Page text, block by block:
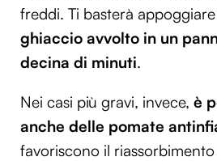
freddi. Ti basterà appoggiare
ghiaccio avvolto in un
decina di minuti.
Nei casi più gravi, invece, è
anche delle pomate
favoriscono il